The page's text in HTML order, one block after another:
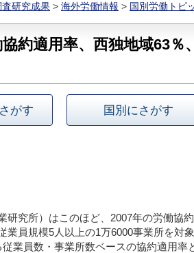
査研究成果 > 海外労働情報 > 国別労働トピ
約適用率、西独地域63％
がす 国別にさがす
研究所）はこのほど、2007年の労働協
業員規模5人以上の1万6000事業所を対
従業員数・事業所数ベースの協約適用